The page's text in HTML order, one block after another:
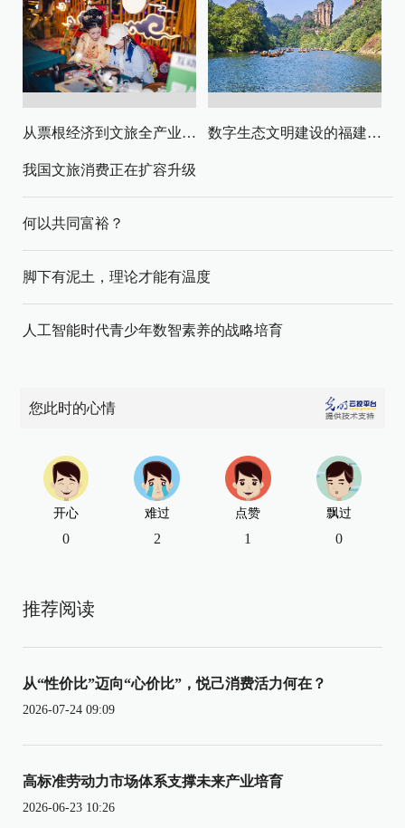
从票根经济到文旅全产业链升级 数字生态文明建设的福建路径与启示
我国文旅消费正在扩容升级
何以共同富裕？
脚下有泥土，理论才能有温度
人工智能时代青少年数智素养的战略培育
您此时的心情
开心
0
难过
2
点赞
1
飘过
0
推荐阅读
从“性价比”迈向“心价比”，悦己消费活力何在？
2026-07-24 09:09
高标准劳动力市场体系支撑未来产业培育
2026-06-23 10:26